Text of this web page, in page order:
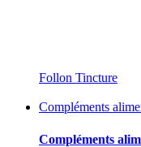
Follon Tincture
Compléments
Compléments